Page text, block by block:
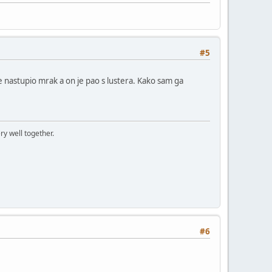
#5
mrak a on je pao s lustera. Kako sam ga
well together.
#6